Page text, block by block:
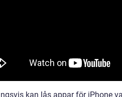
kan lås appar för iPhone